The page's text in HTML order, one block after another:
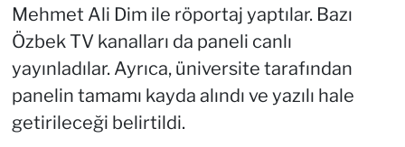
Mehmet Ali Dim ile röportaj yaptılar. Bazı
Özbek TV kanalları da paneli canlı
yayınladılar. Ayrıca, üniversite tarafından
panelin tamamı kayda alındı ve yazılı hale
getirileceği belirtildi.